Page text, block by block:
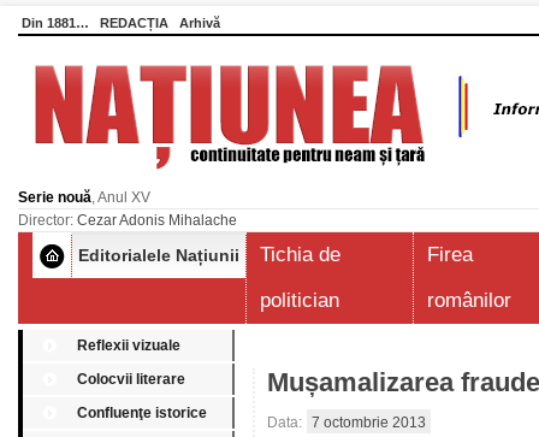
Din 1881… REDACȚIA Arhivă
Serie nouă, Anul XV
Director: Cezar Adonis Mihalache
Editorialele Națiunii
Tichia de
politician
Firea
românilor
Reflexii vizuale
Colocvii literare
Confluenţe istorice
Mușamalizarea
Data: 7 octombrie 2013